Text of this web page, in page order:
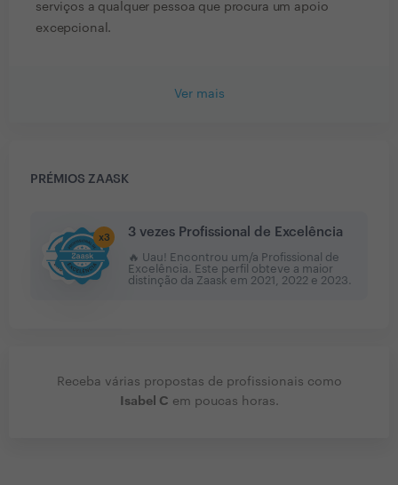
serviços a qualquer pessoa que procura um apoio
excepcional.
Ver mais
PRÉMIOS ZAASK
x3 3 vezes Profissional de Excelência
🔥 Uau! Encontrou um/a Profissional de
Excelência. Este perfil obteve a maior
distinção da Zaask em 2021, 2022 e 2023
Receba várias propostas de profissionais como
Isabel C em poucas horas.